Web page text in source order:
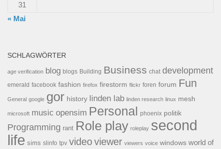
31
« Mai
SCHLAGWÖRTER
age verification blog blogs Building Business chat development
emerald facebook fashion firefox firestorm flickr foren forum Fun
General google gor history linden lab linden research linux mesh
microsoft music opensim Personal phoenix politik
Programming rant Role play roleplay second
life sims slinfo tpv videoviewer viewers voice windows world of